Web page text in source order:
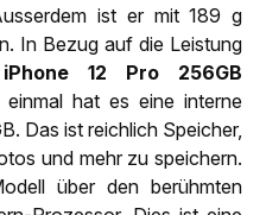
ist er mit 189 g
In Bezug auf die Leistung
12 Pro 256GB
einmal hat es eine interne
Das ist reichlich Speicher,
und mehr zu speichern.
über den berühmten